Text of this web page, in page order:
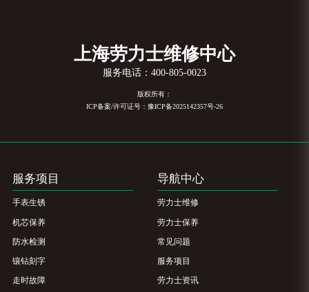
上海劳力士维修中心
服务电话： 400-805-0023
版权所有：
ICP备案/许可证号：豫ICP备2025142357号-26
服务项目
手表生锈
机芯保养
防水检测
镶钻刻字
走时故障
导航中心
劳力士维修
劳力士保养
常见问题
服务项目
劳力士资讯